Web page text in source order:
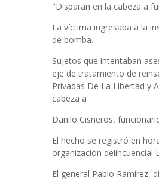
"Disparan en la cabeza a
La víctima ingresaba a la
de bomba.
Sujetos que intentaban
eje de tratamiento de
Privadas De La Libertad y
cabeza a
Danilo Cisneros,
El hecho se registró en
organización delincuencial
El general Pablo Ramírez,